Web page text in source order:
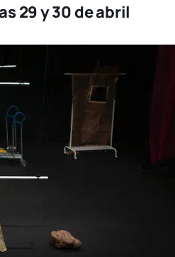
29 y 30 de abril